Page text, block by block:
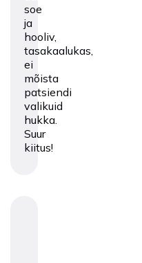
soe
ja
hooliv,
tasakaalukas,
ei
mõista
patsiendi
valikuid
hukka.
Suur
kiitus!